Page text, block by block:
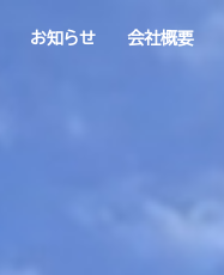
お知らせ 会社概要